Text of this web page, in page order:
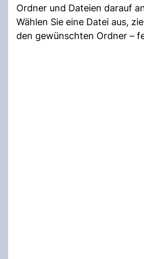
Ordner und Dateien darauf
Wählen Sie eine Datei aus,
den gewünschten Ordner –